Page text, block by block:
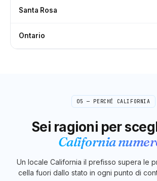
Santa Rosa
Ontario
05 — PERCHÉ CALIFORNIA
Sei ragioni per
California
Un locale California il prefisso supera le
cella fuori dallo stato in ogni punto di